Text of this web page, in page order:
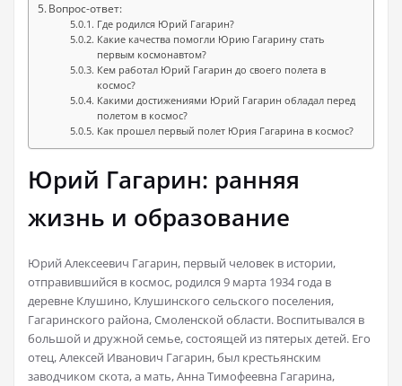
Вопрос-ответ:
Где родился Юрий Гагарин?
Какие качества помогли Юрию Гагарину стать
первым космонавтом?
Кем работал Юрий Гагарин до своего полета в
космос?
Какими достижениями Юрий Гагарин обладал перед
полетом в космос?
Как прошел первый полет Юрия Гагарина в космос?
Юрий Гагарин: ранняя
жизнь и образование
Юрий Алексеевич Гагарин, первый человек в истории,
отправившийся в космос, родился 9 марта 1934 года в
деревне Клушино, Клушинского сельского поселения,
Гагаринского района, Смоленской области. Воспитывался в
большой и дружной семье, состоящей из пятерых детей. Его
отец, Алексей Иванович Гагарин, был крестьянским
заводчиком скота, а мать, Анна Тимофеевна Гагарина,